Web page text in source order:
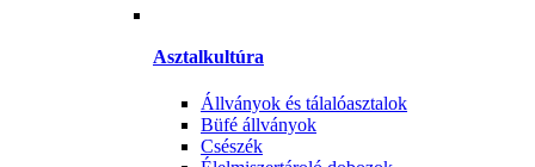
Asztalkultúra
Állványok és tálalóasztalok
Büfé állványok
Csészék